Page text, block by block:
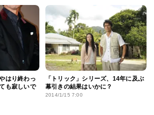
はり終わっ
も寂しいで
「トリック」シリーズ、14年に及ぶ
幕引きの結果はいかに？
2014/1/15 7:00